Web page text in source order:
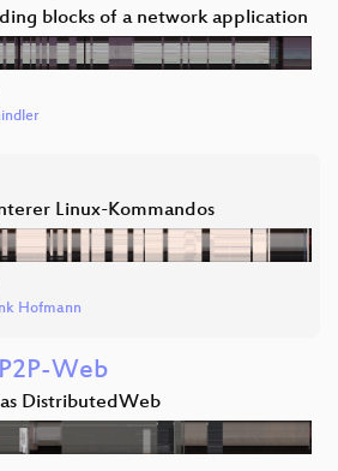
blocks of a network application
Linux-Kommandos
Hofmann
Web
DistributedWeb